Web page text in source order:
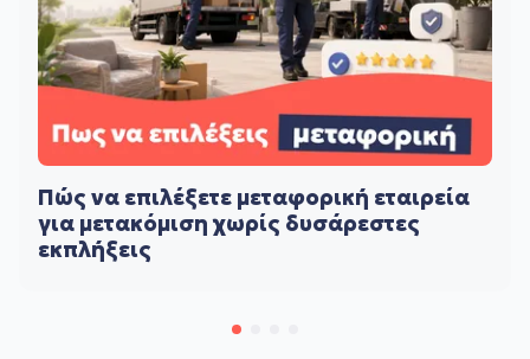
Πώς να επιλέξετε μεταφορική εταιρεία
για μετακόμιση χωρίς δυσάρεστες
εκπλήξεις